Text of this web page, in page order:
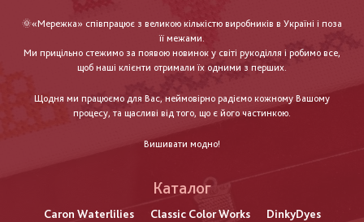
🌞«Мережка» співпрацює з великою кількістю виробників в Україні і поза
її межами.
Ми прицільно стежимо за появою новинок у світі рукоділля і робимо все,
щоб наші клієнти отримали їх одними з перших.
Щодня ми працюємо для Вас, неймовірно радіємо кожному Вашому
процесу, та щасливі від того, що є його частинкою.
Вишивати модно!
Каталог
Caron Waterlilies Classic Color Works
DinkyDyes